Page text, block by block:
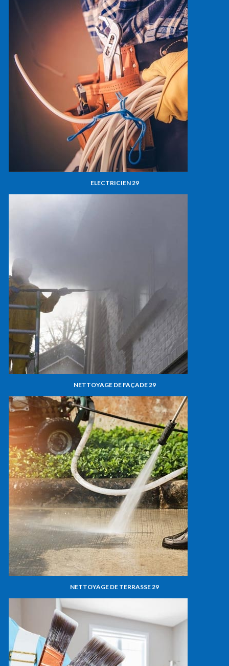
ELECTRICIEN 29
NETTOYAGE DE FAÇADE 29
NETTOYAGE DE TERRASSE 29